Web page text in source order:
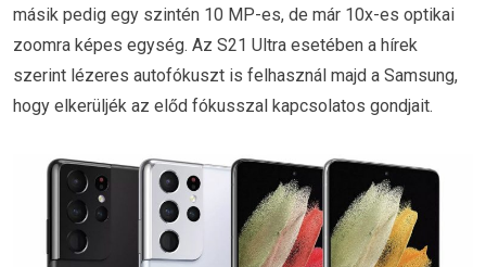
másik pedig egy szintén 10 MP-es, de már 10x-es optikai
zoomra képes egység. Az S21 Ultra esetében a hírek
szerint lézeres autofókuszt is felhasznál majd a Samsung,
hogy elkerüljék az előd fókusszal kapcsolatos gondjait.